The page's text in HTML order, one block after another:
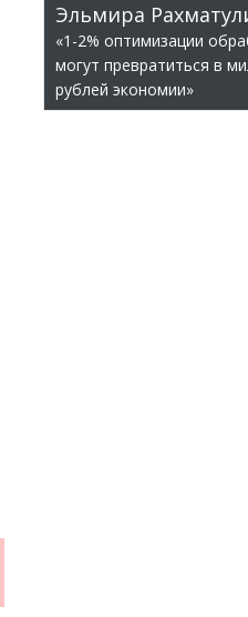
Эльмира
«1-2% оптимизации
могут превратиться в
рублей экономии»